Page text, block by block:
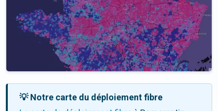
💡 Notre carte du déploiement fibre